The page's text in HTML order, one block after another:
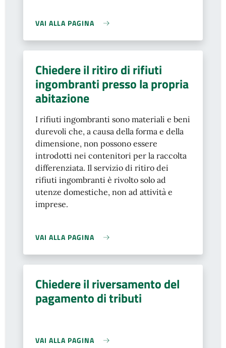
VAI ALLA PAGINA
Chiedere il ritiro di rifiuti
ingombranti presso la propria
abitazione
I rifiuti ingombranti sono materiali e beni
durevoli che, a causa della forma e della
dimensione, non possono essere
introdotti nei contenitori per la raccolta
differenziata. Il servizio di ritiro dei
rifiuti ingombranti è rivolto solo ad
utenze domestiche, non ad attività e
imprese.
VAI ALLA PAGINA
Chiedere il riversamento del
pagamento di tributi
VAI ALLA PAGINA